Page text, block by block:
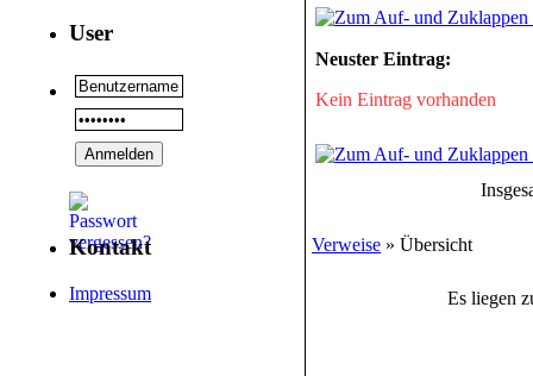
User
Kontakt
Impressum
Neuster Eintrag:
Kein Eintrag vorhanden
Verweise » Übersicht
Es liegen